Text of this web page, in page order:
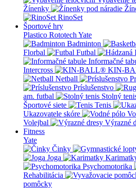
Žínenky
RinoSet
Športové hry
Plastico Rototech Yate
Badminton
Florbal
Futbal
Informačné
Intercross
KIN-
Netball
Príslušenstvo
am. futbal
Stolný
Športové siete
Tenis
Ukazovatele skóre
Volejbal
Výrazné
Fitness
Yate
Činky
Joga
Psychomotorika
Rehabilitácia
pomôcky